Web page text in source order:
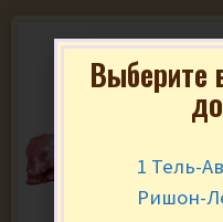
Выберите
1 Тель-
Ришон-